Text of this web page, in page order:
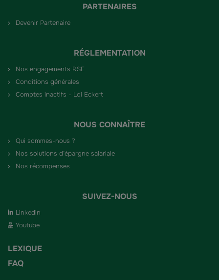
PARTENAIRES
Devenir Partenaire
RÉGLEMENTATION
Nos engagements RSE
Conditions générales
Comptes inactifs - Loi Eckert
NOUS CONNAÎTRE
Qui sommes-nous ?
Nos solutions d’épargne salariale
Nos récompenses
SUIVEZ-NOUS
Linkedin
Youtube
LEXIQUE
FAQ